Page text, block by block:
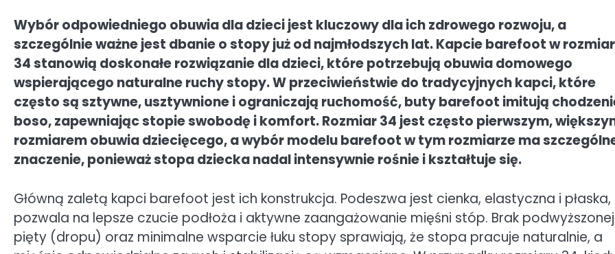
Wybór odpowiedniego obuwia dla dzieci jest kluczowy dla ich zdrowego rozwoju, a
szczególnie ważne jest dbanie o stopy już od najmłodszych lat. Kapcie barefoot w
34 stanowią doskonałe rozwiązanie dla dzieci, które potrzebują obuwia domowego
wspierającego naturalne ruchy stopy. W przeciwieństwie do tradycyjnych kapci, które
często są sztywne, usztywnione i ograniczają ruchomość, buty barefoot imitują
boso, zapewniając stopie swobodę i komfort. Rozmiar 34 jest często pierwszym,
rozmiarem obuwia dziecięcego, a wybór modelu barefoot w tym rozmiarze ma
znaczenie, ponieważ stopa dziecka nadal intensywnie rośnie i kształtuje się.
Główną zaletą kapci barefoot jest ich konstrukcja. Podeszwa jest cienka, elastyczna i
pozwala na lepsze czucie podłoża i aktywne zaangażowanie mięśni stóp. Brak podwyższonej
pięty (dropu) oraz minimalne wsparcie łuku stopy sprawiają, że stopa pracuje naturalnie, a